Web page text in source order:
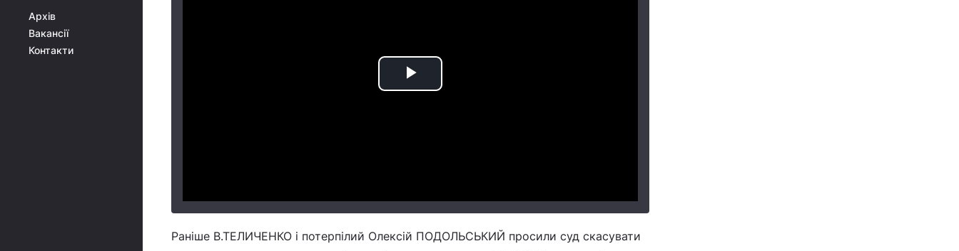
Архів
Вакансії
Контакти
Play
Раніше В.ТЕЛИЧЕНКО і потерпілий Олексій ПОДОЛЬСЬКИЙ просили суд скасувати